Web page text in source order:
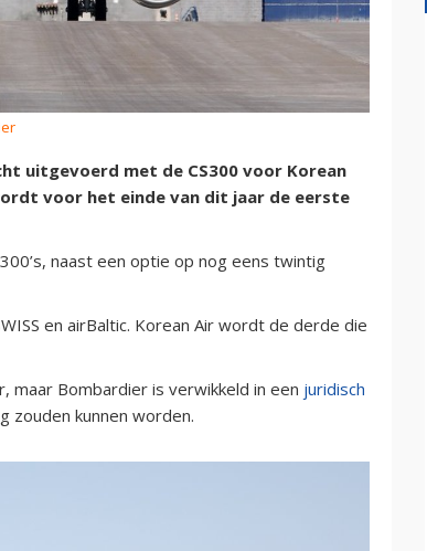
uitgevoerd met de CS300 voor Korean
voor het einde van dit jaar de eerste
naast een optie op nog eens twintig
en airBaltic. Korean Air wordt de derde die
maar Bombardier is verwikkeld in een juridisch
zouden kunnen worden.